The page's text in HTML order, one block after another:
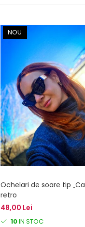
NOU
Ochelari de soare tip
retro
48,00 Lei
10IN STOC